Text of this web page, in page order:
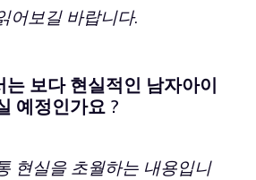
어보길 바랍니다.
는 보다 현실적인 남자아이
예정인가요 ?
현실을 초월하는 내용입니